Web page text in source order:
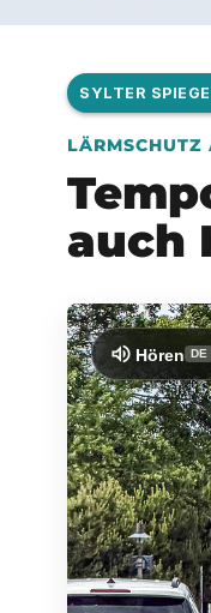
SYLTER
LÄRMSCHUTZ
auch
volume_up Hören DE